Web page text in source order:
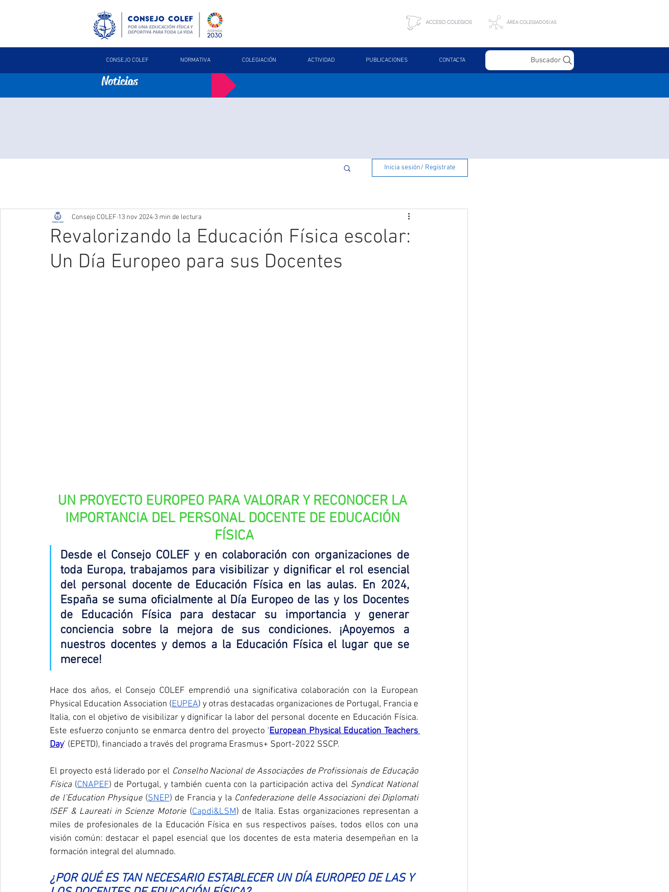
CONSEJO COLEF NORMATIVA COLEGIACIÓN ACTIVIDAD PUBLICACIONES CONTACTA Buscador
Noticias
Inicia sesión/ Regístrate
Revalorizando la Educación Física escolar:
Un Día Europeo para sus Docentes
Consejo COLEF 13 nov 2024 3 min de lectura
UN PROYECTO EUROPEO PARA VALORAR Y RECONOCER LA
IMPORTANCIA DEL PERSONAL DOCENTE DE EDUCACIÓN
FÍSICA
Desde el Consejo COLEF y en colaboración con organizaciones de
toda Europa, trabajamos para visibilizar y dignificar el rol esencial
del personal docente de Educación Física en las aulas. En 2024,
España se suma oficialmente al Día Europeo de las y los Docentes
de Educación Física para destacar su importancia y generar
conciencia sobre la mejora de sus condiciones. ¡Apoyemos a
nuestros docentes y demos a la Educación Física el lugar que se
merece!
Hace dos años, el Consejo COLEF emprendió una significativa colaboración con la European
Physical Education Association (EUPEA) y otras destacadas organizaciones de Portugal, Francia e
Italia, con el objetivo de visibilizar y dignificar la labor del personal docente en Educación Física.
Este esfuerzo conjunto se enmarca dentro del proyecto ‘European Physical Education Teachers
Day’ (EPETD), financiado a través del programa Erasmus+ Sport-2022 SSCP.
El proyecto está liderado por el Conselho Nacional de Associações de Profissionais de Educação
Física (CNAPEF) de Portugal, y también cuenta con la participación activa del Syndicat National
de l’Education Physique (SNEP) de Francia y la Confederazione delle Associazioni dei Diplomati
ISEF & Laureati in Scienze Motorie (Capdi&LSM) de Italia. Estas organizaciones representan a
miles de profesionales de la Educación Física en sus respectivos países, todos ellos con una
visión común: destacar el papel esencial que los docentes de esta materia desempeñan en la
formación integral del alumnado.
¿POR QUÉ ES TAN NECESARIO ESTABLECER UN DÍA EUROPEO DE LAS Y